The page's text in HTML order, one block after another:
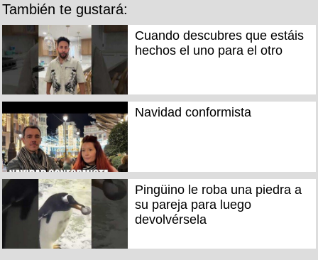
También te gustará:
Cuando descubres que estáis
hechos el uno para el otro
Navidad conformista
Pingüino le roba una piedra a
su pareja para luego
devolvérsela